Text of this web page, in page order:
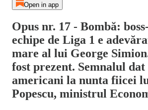
Open in app
Opus nr. 17 - Bombă:
echipe de Liga 1 e
mare al lui George
fost prezent. Semnalul dat
americani la nunta fiicei
Popescu, ministrul